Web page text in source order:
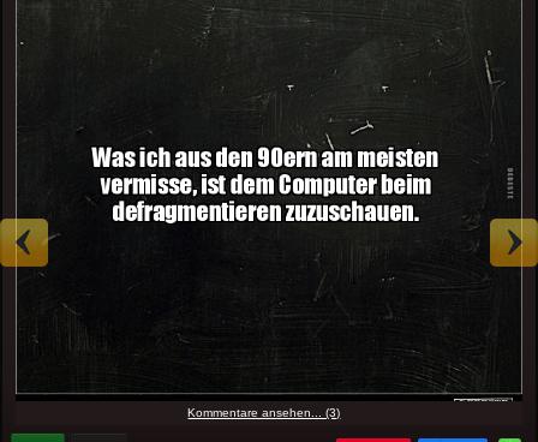
Kommentare ansehen... (3)